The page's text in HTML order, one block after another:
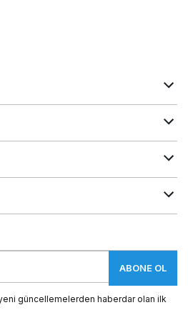
ABONE OL
güncellemelerden haberdar olan ilk